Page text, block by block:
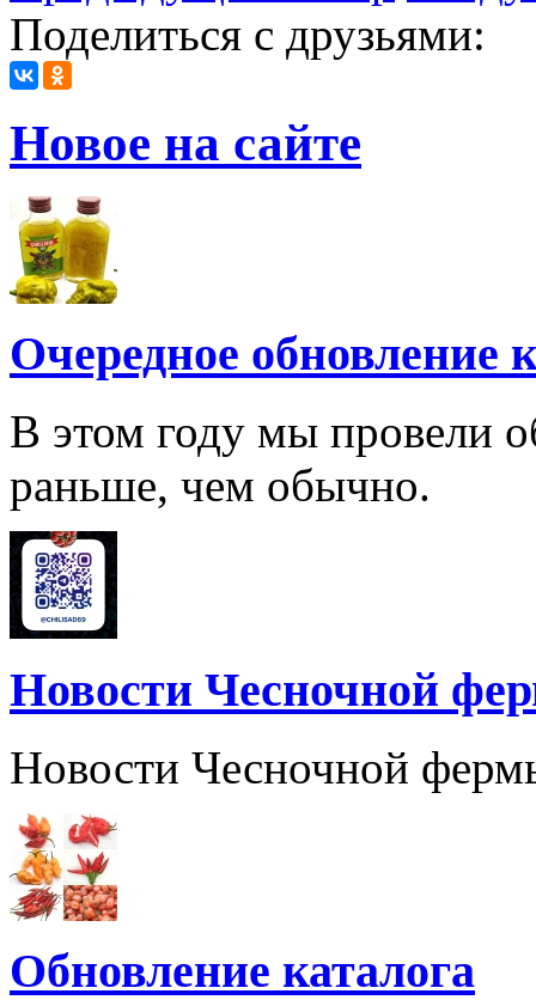
Поделиться с друзьями:
Новое на сайте
Очередное обновление
В этом году мы провели
раньше, чем обычно.
Новости Чесночной
Новости Чесночной
Обновление каталога